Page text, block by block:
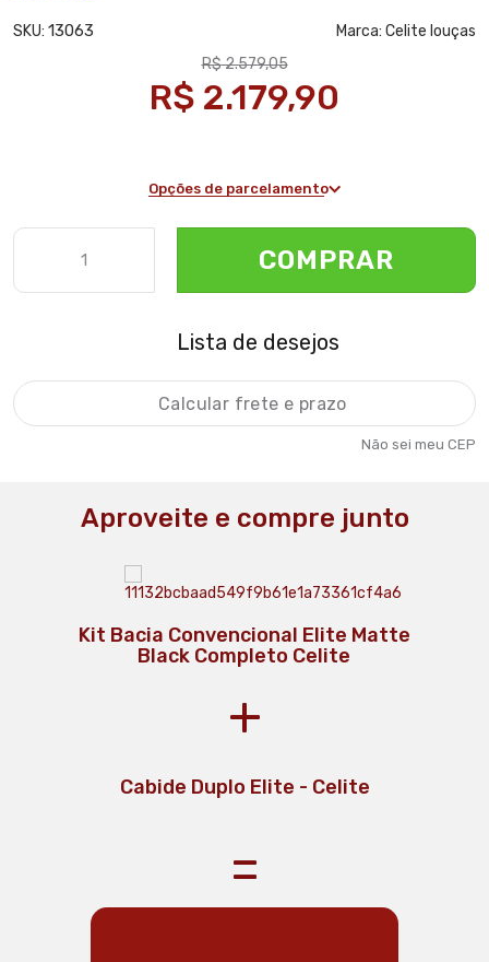
SKU: 13063 Marca: Celite louças
R$ 2.579,05
R$ 2.179,90
Opções de parcelamento
COMPRAR
Lista de desejos
Não sei meu CEP
Aproveite e compre junto
Kit Bacia Convencional Elite Matte
Black Completo Celite
+
Cabide Duplo Elite - Celite
Ducha Higienica Com Derivação
=